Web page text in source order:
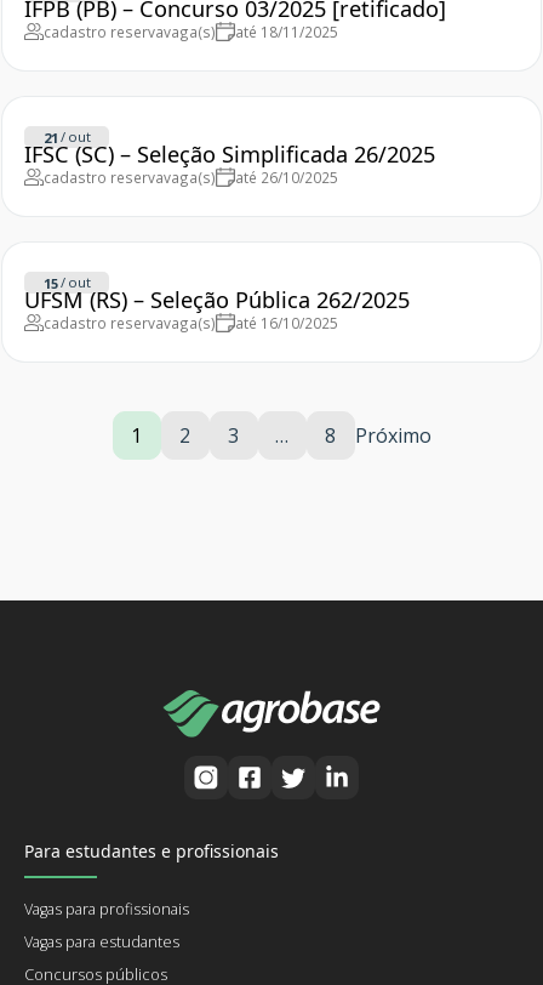
IFPB (PB) – Concurso 03/2025 [retificado]
cadastro reservavaga(s) até 18/11/2025
21 / out
IFSC (SC) – Seleção Simplificada 26/2025
cadastro reservavaga(s) até 26/10/2025
15/ out
UFSM (RS) – Seleção Pública 262/2025
cadastro reservavaga(s) até 16/10/2025
1 2 3 … 8 Próximo
Para estudantes e profissionais
Vagas para profissionais
Vagas para estudantes
Concursos públicos